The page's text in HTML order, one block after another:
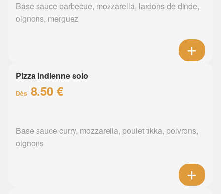
Base sauce barbecue, mozzarella, lardons de dinde,
oignons, merguez
Pizza indienne solo
Dès 8.50 €
Base sauce curry, mozzarella, poulet tikka, poivrons,
oignons